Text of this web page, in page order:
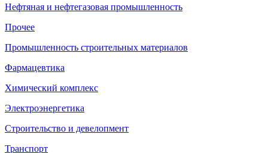
Нефтяная и нефтегазовая промышленность
Прочее
Промышленность строительных материалов
Фармацевтика
Химический комплекс
Электроэнергетика
Строительство и девелопмент
Транспорт